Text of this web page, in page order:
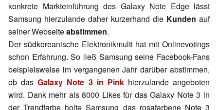
konkrete Markteinführung des Galaxy Note Edge lässt
Samsung hierzulande daher kurzerhand die Kunden auf
seiner Webseiteabstimmen.
Der südkoreanische Elektronikmulti hat mit Onlinevotings
schon Erfahrung. So ließ Samsung seine Facebook-Fans
beispielsweise im vergangenen Jahr darüber abstimmen,
ob dasGalaxy Note 3 in Pinkhierzulande angeboten
wird. Dank mehr als 8000 Likes für das Galaxy Note 3 in
der Trendfarbe holte Samsung das rosafarbene Note 3